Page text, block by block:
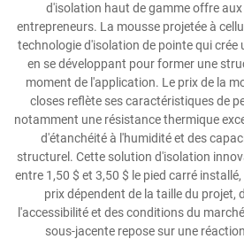
d'isolation haut de gamme offre
entrepreneurs. La mousse projetée à
technologie d'isolation de pointe qui crée
en se développant pour former une
moment de l'application. Le prix de la
closes reflète ses caractéristiques de
notamment une résistance thermique
d'étanchéité à l'humidité et des
structurel. Cette solution d'isolation
entre 1,50 $ et 3,50 $ le pied carré
prix dépendent de la taille du projet,
l'accessibilité et des conditions du
sous-jacente repose sur une